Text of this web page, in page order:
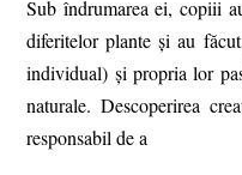
Sub îndrumarea ei, copiii
diferitelor plante și au
individual) și propria lor
naturale. Descoperirea
responsabil de a